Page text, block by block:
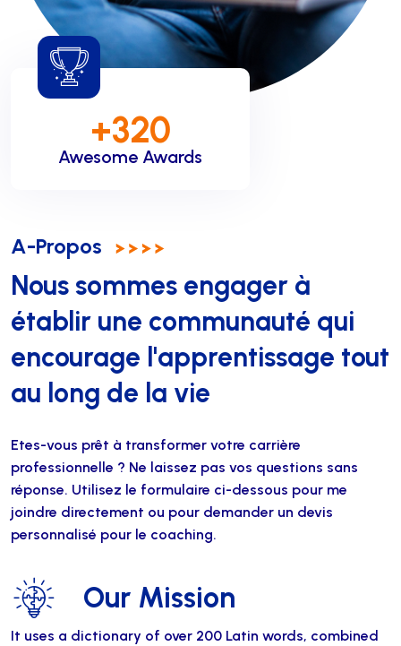
+320
Awesome Awards
A-Propos
Nous sommes engager à
établir une communauté qui
encourage l'apprentissage tout
au long de la vie
Etes-vous prêt à transformer votre carrière
professionnelle ? Ne laissez pas vos questions sans
réponse. Utilisez le formulaire ci-dessous pour me
joindre directement ou pour demander un devis
personnalisé pour le coaching.
Our Mission
It uses a dictionary of over 200 Latin words, combined